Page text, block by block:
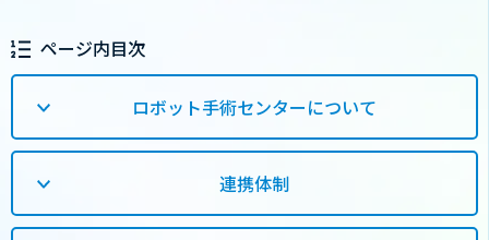
ページ内目次
ロボット手術センターについて
連携体制